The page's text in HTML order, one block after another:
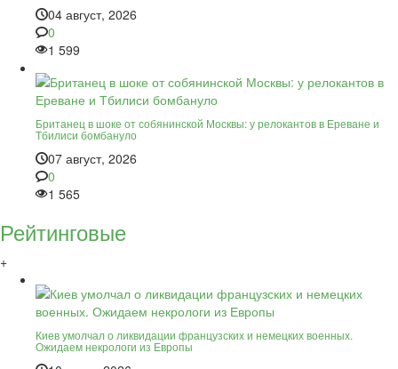
04 август, 2026
0
1 599
Британец в шоке от собянинской Москвы: у релокантов в Ереване и
Тбилиси бомбануло
07 август, 2026
0
1 565
Рейтинговые
+
Киев умолчал о ликвидации французских и немецких военных.
Ожидаем некрологи из Европы